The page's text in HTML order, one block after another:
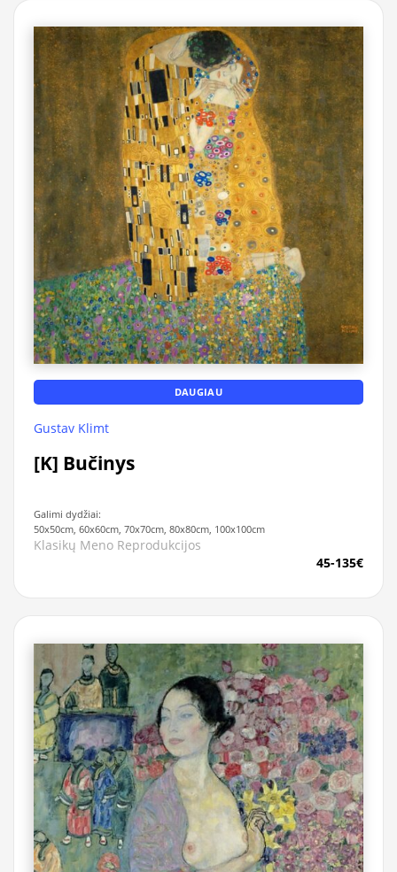
DAUGIAU
Gustav Klimt
[K] Bučinys
Galimi dydžiai:
50x50cm, 60x60cm, 70x70cm, 80x80cm, 100x100cm
Klasikų Meno Reprodukcijos
45-135€